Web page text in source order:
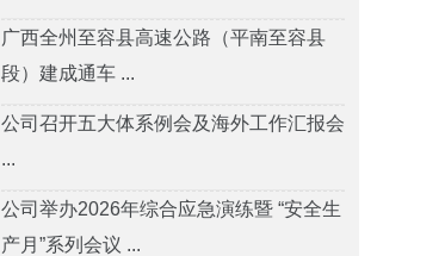
广西全州至容县高速公路（平南至容县
段）建成通车 ...
公司召开五大体系例会及海外工作汇报会
...
公司举办2026年综合应急演练暨 “安全生
产月”系列会议 ...